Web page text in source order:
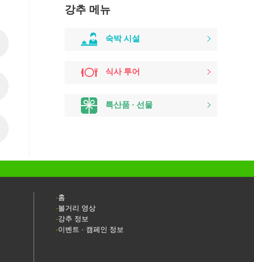
강추 메뉴
숙박 시설
식사 투어
특산품 · 선물
홈
볼거리 영상
강추 정보
이벤트 · 캠페인 정보